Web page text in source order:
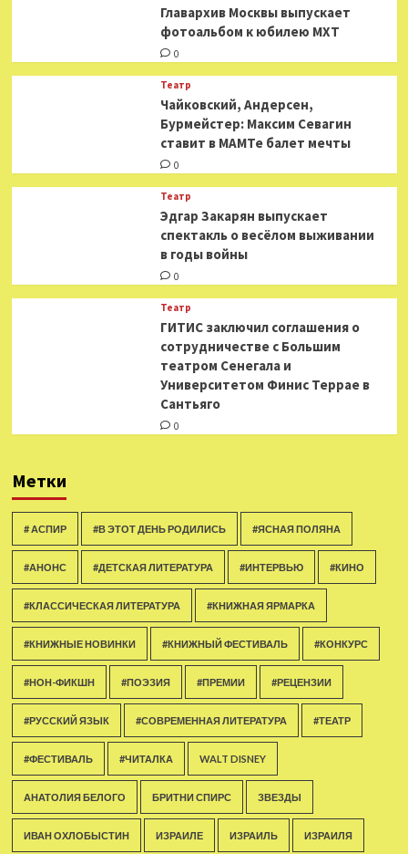
​​Главархив Москвы выпускает
фотоальбом к юбилею МХТ
0
Театр
​​Чайковский, Андерсен,
Бурмейстер: Максим Севагин
ставит в МАМТе балет мечты
0
Театр
Эдгар Закарян выпускает
спектакль о весёлом выживании
в годы войны
0
Театр
ГИТИС заключил соглашения о
сотрудничестве с Большим
театром Сенегала и
Университетом Финис Террае в
Сантьяго
0
Метки
# АСПИР #В ЭТОТ ДЕНЬ РОДИЛИСЬ #ЯСНАЯ ПОЛЯНА
#АНОНС #ДЕТСКАЯ ЛИТЕРАТУРА #ИНТЕРВЬЮ #КИНО
#КЛАССИЧЕСКАЯ ЛИТЕРАТУРА #КНИЖНАЯ ЯРМАРКА
#КНИЖНЫЕ НОВИНКИ #КНИЖНЫЙ ФЕСТИВАЛЬ #КОНКУРС
#НОН-ФИКШН #ПОЭЗИЯ #ПРЕМИИ #РЕЦЕНЗИИ
#РУССКИЙ ЯЗЫК #СОВРЕМЕННАЯ ЛИТЕРАТУРА #ТЕАТР
#ФЕСТИВАЛЬ #ЧИТАЛКА WALT DISNEY
АНАТОЛИЯ БЕЛОГО БРИТНИ СПИРС ЗВЕЗДЫ
ИВАН ОХЛОБЫСТИН ИЗРАИЛЕ ИЗРАИЛЬ ИЗРАИЛЯ